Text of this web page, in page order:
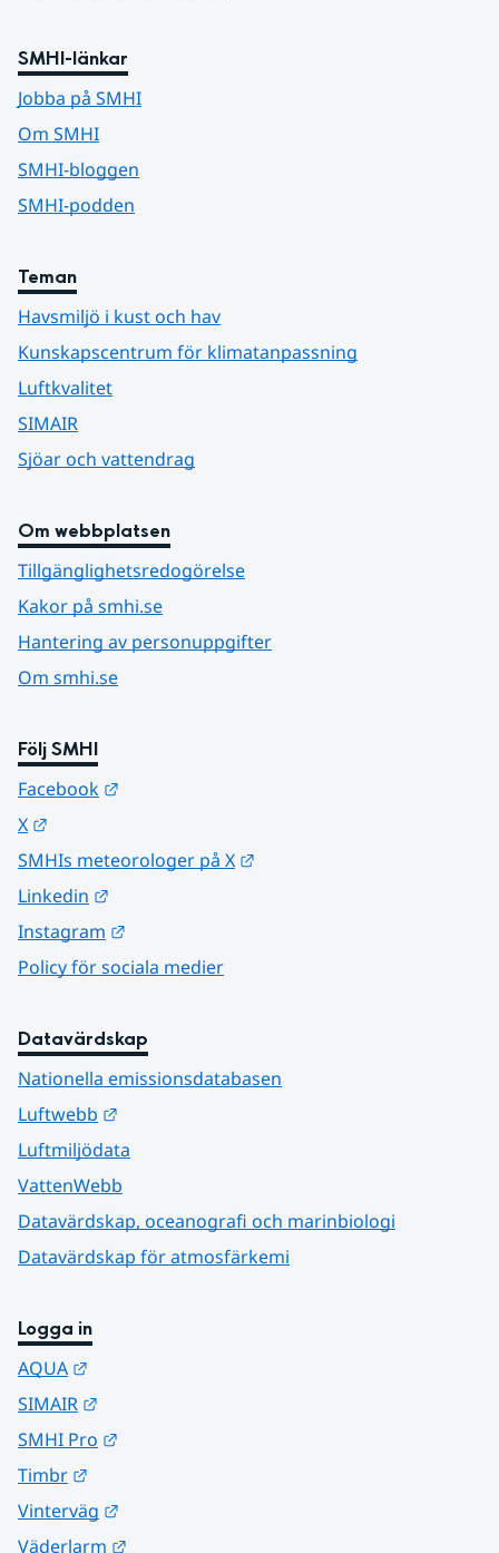
SMHI-länkar
Jobba på SMHI
Om SMHI
SMHI-bloggen
SMHI-podden
Teman
Havsmiljö i kust och hav
Kunskapscentrum för klimatanpassning
Luftkvalitet
SIMAIR
Sjöar och vattendrag
Om webbplatsen
Tillgänglighetsredogörelse
Kakor på smhi.se
Hantering av personuppgifter
Om smhi.se
Följ SMHI
Facebook
X
SMHIs meteorologer på X
Linkedin
Instagram
Policy för sociala medier
Datavärdskap
Nationella emissionsdatabasen
Luftwebb
Luftmiljödata
VattenWebb
Datavärdskap, oceanografi och marinbiologi
Datavärdskap för atmosfärkemi
Logga in
AQUA
SIMAIR
SMHI Pro
Timbr
Vinterväg
Väderlarm